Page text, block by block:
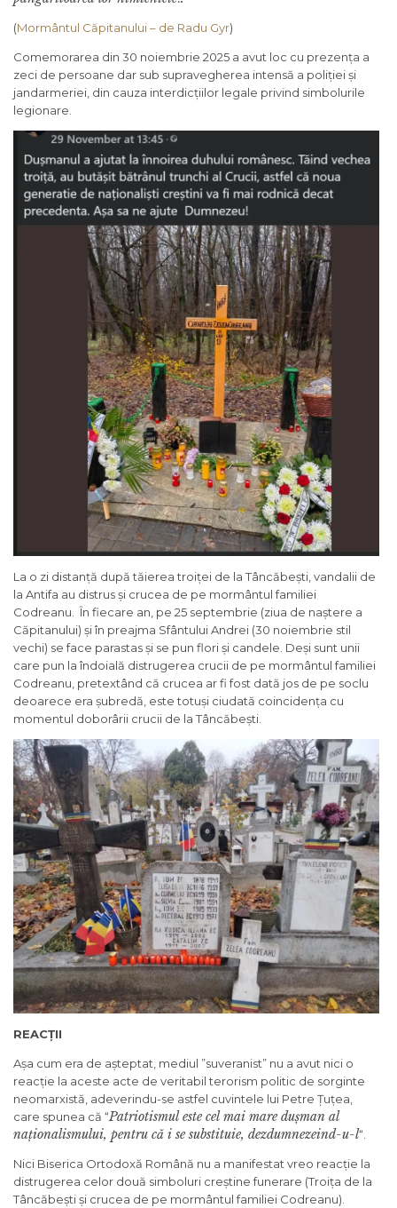
(Mormântul Căpitanului – de Radu Gyr)
Comemorarea din 30 noiembrie 2025 a avut loc cu prezența a
zeci de persoane dar sub supravegherea intensă a poliției și
jandarmeriei, din cauza interdicțiilor legale privind simbolurile
legionare.
La o zi distanță după tăierea troiței de la Tâncăbești, vandalii de
la Antifa au distrus și crucea de pe mormântul familiei
Codreanu. În fiecare an, pe 25 septembrie (ziua de naștere a
Căpitanului) și în preajma Sfântului Andrei (30 noiembrie stil
vechi) se face parastas și se pun flori și candele. Deși sunt unii
care pun la îndoială distrugerea crucii de pe mormântul familiei
Codreanu, pretextând că crucea ar fi fost dată jos de pe soclu
deoarece era șubredă, este totuși ciudată coincidența cu
momentul doborârii crucii de la Tâncăbești.
REACȚII
Așa cum era de așteptat, mediul ”suveranist” nu a avut nici o
reacție la aceste acte de veritabil terorism politic de sorginte
neomarxistă, adeverindu-se astfel cuvintele lui Petre Țuțea,
care spunea că “Patriotismul este cel mai mare dușman al
naționalismului, pentru că i se substituie, dezdumnezeind-u-l“.
Nici Biserica Ortodoxă Română nu a manifestat vreo reacție la
distrugerea celor două simboluri creștine funerare (Troița de la
Tâncăbești și crucea de pe mormântul familiei Codreanu).